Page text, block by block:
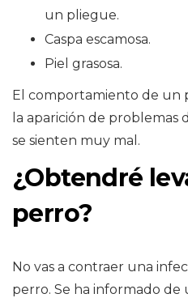
un pliegue.
Caspa escamosa.
Piel grasosa.
El comportamiento de un
la aparición de problemas
se sienten muy mal.
¿Obtendré
perro?
No vas a contraer una
perro. Se ha informado de